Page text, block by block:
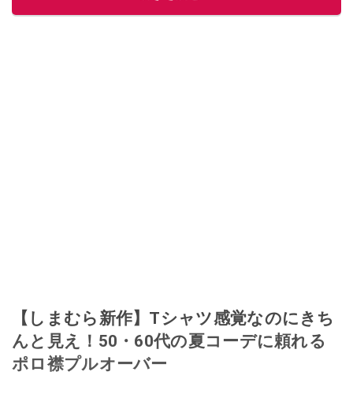
【しまむら新作】Tシャツ感覚なのにきち
んと見え！50・60代の夏コーデに頼れる
ポロ襟プルオーバー